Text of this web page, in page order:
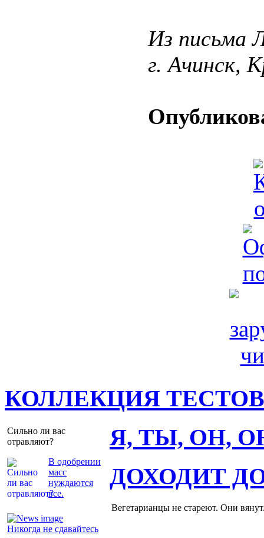
Из письма
г. Ачинск,
КОЛЛЕКЦИЯ ТЕСТОВ
Сильно ли вас
отравляют?
В одобрении
масс
нуждаются
все.
Я, ТЫ, ОН,
Никогда не сдавайтесь
ДОХОДИТ
Вегетарианцы не стареют. Они